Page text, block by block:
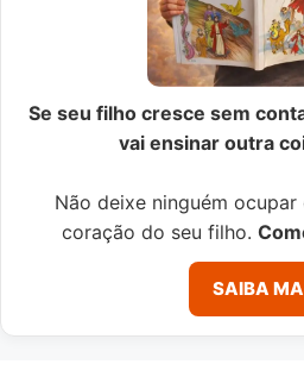
Se seu filho cresce sem
vai ensinar outra
Não deixe ninguém
coração do seu filho.
SAIBA